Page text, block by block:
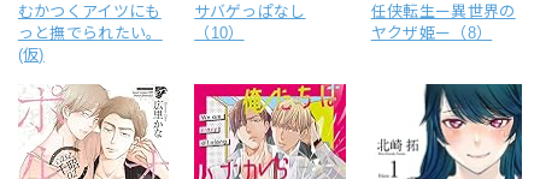
むかつくアイツにも
っと撫でられたい。
(仮)
サバゲっぱなし
（10）
任侠転生ー異世界の
ヤクザ姫ー（8）